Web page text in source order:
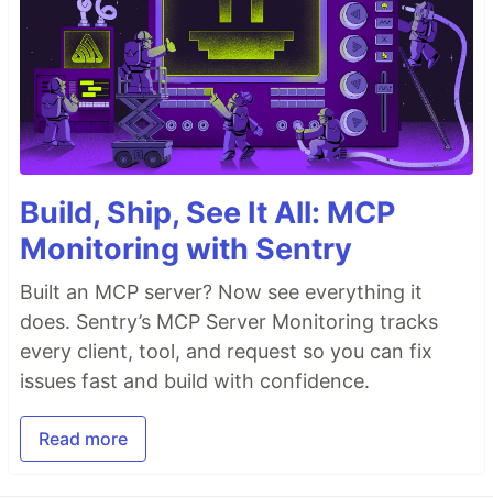
Build, Ship, See It All: MCP
Monitoring with Sentry
Built an MCP server? Now see everything it
does. Sentry’s MCP Server Monitoring tracks
every client, tool, and request so you can fix
issues fast and build with confidence.
Read more